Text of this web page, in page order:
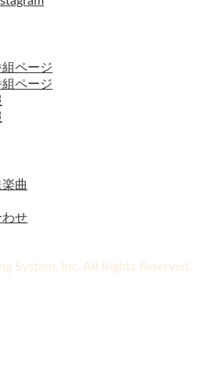
ページ
ページ
曲
わせ
System, Inc. All Rights Reserved.